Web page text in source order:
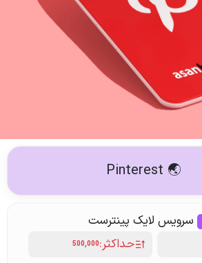
🌏 Pinterest
سرویس لایک پینترست
حداکثر:500,000